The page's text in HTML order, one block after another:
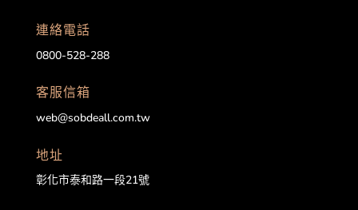
連絡電話
0800-528-288
客服信箱
web@sobdeall.com.tw
地址
彰化市泰和路一段21號